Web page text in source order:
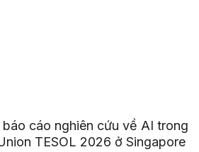
báo cáo nghiên cứu về AI trong
TESOL 2026 ở Singapore